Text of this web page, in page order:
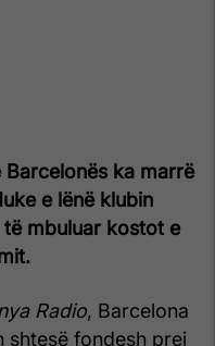
Barcelonës ka marrë
e lënë klubin
të mbuluar kostot e
Radio, Barcelona
shtesë fondesh prej